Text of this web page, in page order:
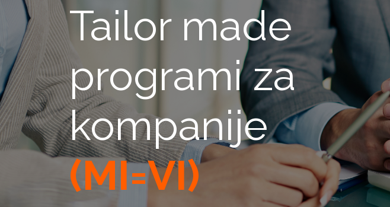
Tailor made
programi za
kompanije
(MI=VI)